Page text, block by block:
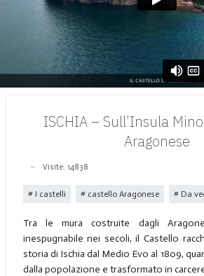
ISCHIA – Sull’Insula
Aragonese
Visite: 14838
I castelli castello Aragonese Da
Tra le mura costruite dagli
inespugnabile nei secoli, il Castello
storia di Ischia dal Medio Evo al 1809,
dalla popolazione e trasformato in